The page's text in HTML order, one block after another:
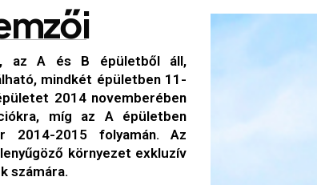
mzői
az A és B épületből áll,
mindkét épületben 11-
2014 novemberében
míg az A épületben
2014-2015 folyamán. Az
környezet exkluzív
számára.